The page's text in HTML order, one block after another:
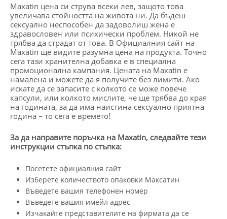
Maxatin цена си струва всеки лев, защото това
увеличава стойността на живота ни. Да бъдеш
сексуално неспособен да задоволиш жена е
здравословен или психически проблем. Никой не
трябва да страдат от това. В Официалния сайт на
Maxatin ще видите разумна цена на продукта. Точно
сега тази хранителна добавка е в специална
промоционална кампания. Цената на Maxatin е
намалена и можете да я получите без лимити. Ако
искате да се запасите с колкото се може повече
капсули, или колкото мислите, че ще трябва до края
на годината, за да има наистина сексуално приятна
година – то сега е времето!
За да направите поръчка на Maxatin, следвайте тези
инструкции стъпка по стъпка:
Посетете официалния сайт
Изберете количеството опаковки Максатин
Въведете вашия телефонен номер
Въведете вашия имейл адрес
Изчакайте представителите на фирмата да се